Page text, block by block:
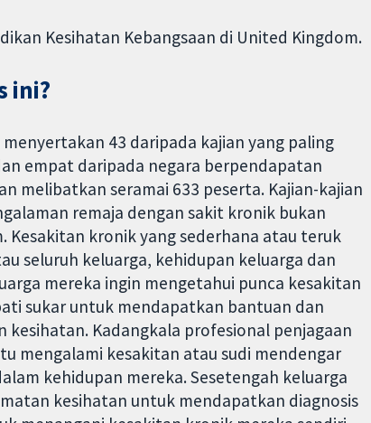
Kesihatan Kebangsaan di United Kingdom.
ini?
43 daripada kajian yang paling
empat daripada negara berpendapatan
melibatkan seramai 633 peserta. Kajian-kajian
remaja dengan sakit kronik bukan
Kesakitan kronik yang sederhana atau teruk
seluruh keluarga, kehidupan keluarga dan
mereka ingin mengetahui punca kesakitan
sukar untuk mendapatkan bantuan dan
Kadangkala profesional penjagaan
mengalami kesakitan atau sudi mendengar
kehidupan mereka. Sesetengah keluarga
kesihatan untuk mendapatkan diagnosis